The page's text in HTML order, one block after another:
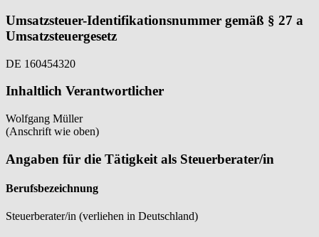
Umsatzsteuer-Identifikationsnummer gemäß § 27 a
Umsatzsteuergesetz
DE 160454320
Inhaltlich Verantwortlicher
Wolfgang Müller
(Anschrift wie oben)
Angaben für die Tätigkeit als Steuerberater/in
Berufsbezeichnung
Steuerberater/in (verliehen in Deutschland)